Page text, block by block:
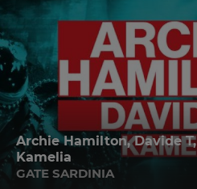
Archie Hamilton, Davide T,
Kamelia
GATE SARDINIA